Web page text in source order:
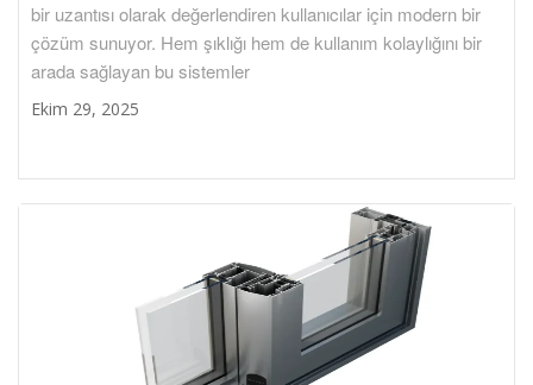
bir uzantısı olarak değerlendiren kullanıcılar için modern bir
çözüm sunuyor. Hem şıklığı hem de kullanım kolaylığını bir
arada sağlayan bu sistemler
Ekim 29, 2025